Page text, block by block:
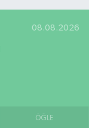
08.08.2026
ÖĞLE